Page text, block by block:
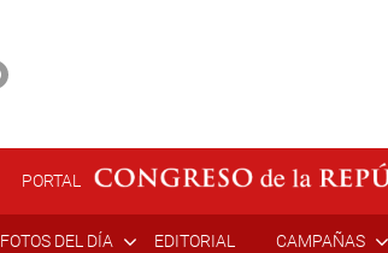
PORTAL
FOTOS DEL DÍA EDITORIAL CAMPAÑAS